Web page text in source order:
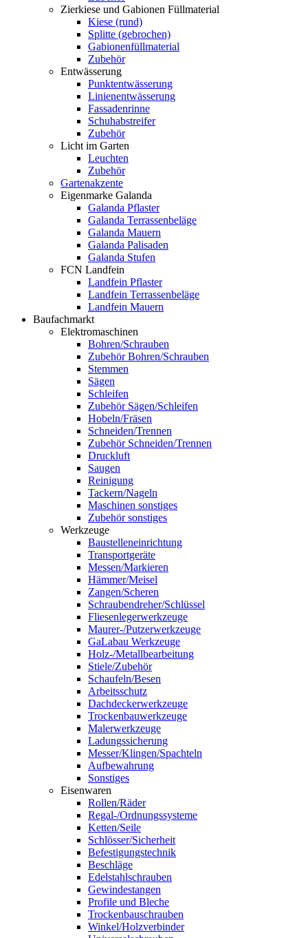
Zierkiese und Gabionen Füllmaterial
Kiese (rund)
Splitte (gebrochen)
Gabionenfüllmaterial
Zubehör
Entwässerung
Punktentwässerung
Linienentwässerung
Fassadenrinne
Schuhabstreifer
Zubehör
Licht im Garten
Leuchten
Zubehör
Gartenakzente
Eigenmarke Galanda
Galanda Pflaster
Galanda Terrassenbeläge
Galanda Mauern
Galanda Palisaden
Galanda Stufen
FCN Landfein
Landfein Pflaster
Landfein Terrassenbeläge
Landfein Mauern
Baufachmarkt
Elektromaschinen
Bohren/Schrauben
Zubehör Bohren/Schrauben
Stemmen
Sägen
Schleifen
Zubehör Sägen/Schleifen
Hobeln/Fräsen
Schneiden/Trennen
Zubehör Schneiden/Trennen
Druckluft
Saugen
Reinigung
Tackern/Nageln
Maschinen sonstiges
Zubehör sonstiges
Werkzeuge
Baustelleneinrichtung
Transportgeräte
Messen/Markieren
Hämmer/Meisel
Zangen/Scheren
Schraubendreher/Schlüssel
Fliesenlegerwerkzeuge
Maurer-/Putzerwerkzeuge
GaLabau Werkzeuge
Holz-/Metallbearbeitung
Stiele/Zubehör
Schaufeln/Besen
Arbeitsschutz
Dachdeckerwerkzeuge
Trockenbauwerkzeuge
Malerwerkzeuge
Ladungssicherung
Messer/Klingen/Spachteln
Aufbewahrung
Sonstiges
Eisenwaren
Rollen/Räder
Regal-/Ordnungssysteme
Ketten/Seile
Schlösser/Sicherheit
Befestigungstechnik
Beschläge
Edelstahlschrauben
Gewindestangen
Profile und Bleche
Trockenbauschrauben
Winkel/Holzverbinder